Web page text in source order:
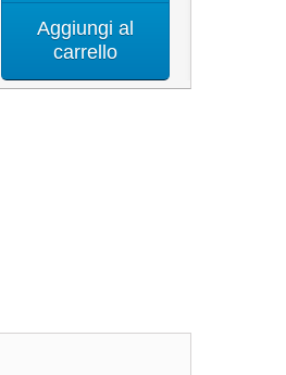
Aggiungi al
carrello